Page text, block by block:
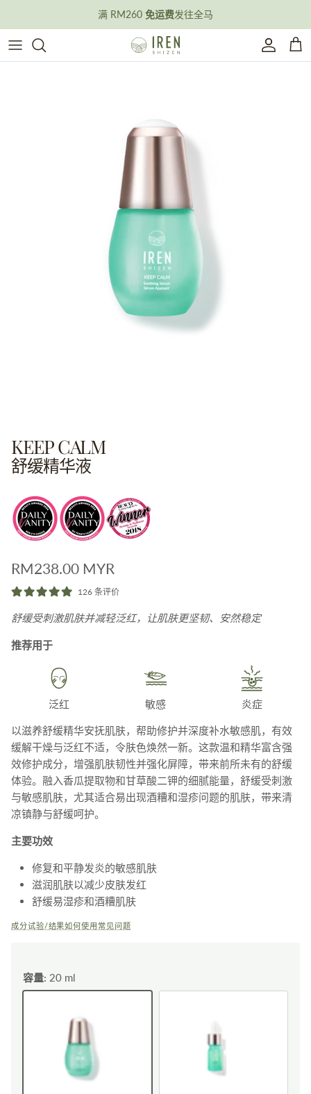
满 RM260 免运费发往全马
账户 购
KEEP CALM
舒缓精华液
原价
RM238.00 MYR
126 条评价
舒缓受刺激肌肤并减轻泛红，让肌肤更坚韧、安然稳定
推荐用于
泛红 敏感 炎症
以滋养舒缓精华安抚肌肤，帮助修护并深度补水敏感肌，有效
缓解干燥与泛红不适，令肤色焕然一新。这款温和精华富含强
效修护成分，增强肌肤韧性并强化屏障，带来前所未有的舒缓
体验。融入香瓜提取物和甘草酸二钾的细腻能量，舒缓受刺激
与敏感肌肤，尤其适合易出现酒糟和湿疹问题的肌肤，带来清
凉镇静与舒缓呵护。
主要功效
修复和平静发炎的敏感肌肤
滋润肌肤以减少皮肤发红
舒缓易湿疹和酒糟肌肤
成分试验/结果如何使用 常见问题
容量: 20 ml